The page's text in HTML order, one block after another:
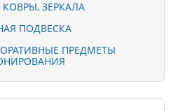
ЗЕРКАЛА
ПОДВЕСКА
ПРЕДМЕТЫ